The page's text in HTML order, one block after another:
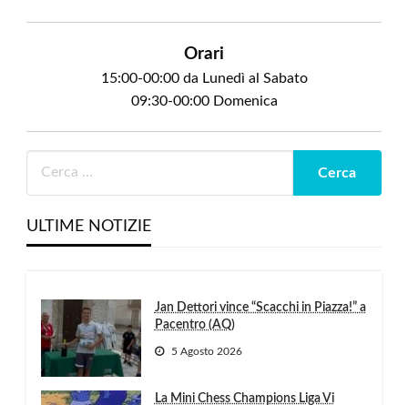
Orari
15:00-00:00 da Lunedì al Sabato
09:30-00:00 Domenica
ULTIME NOTIZIE
Jan Dettori vince “Scacchi in Piazza!” a
Pacentro (AQ)
5 Agosto 2026
La Mini Chess Champions Liga Vi